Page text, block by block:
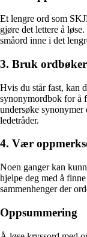
Et lengre ord som
gjøre det lettere å
småord inne i det
3. Bruk
Hvis du står fast, kan
synonymordbok for å
undersøke
ledetråder.
4. Vær
Noen ganger kan
hjelpe deg med å
sammenhenger der
Oppsummering